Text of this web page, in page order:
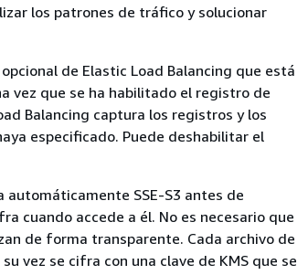
los patrones de tráfico y solucionar
de Elastic Load Balancing que está
vez que se ha habilitado el registro de
Balancing captura los registros y los
especificado. Puede deshabilitar el
SSE-S3 antes de
cuando accede a él. No es necesario que
de forma transparente. Cada archivo de
vez se cifra con una clave de KMS que se